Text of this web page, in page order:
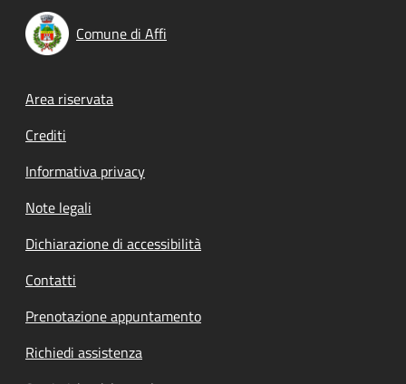
Comune di Affi
Footer menu
Area riservata
Crediti
Informativa privacy
Note legali
Dichiarazione di accessibilità
Contatti
Prenotazione appuntamento
Richiedi assistenza